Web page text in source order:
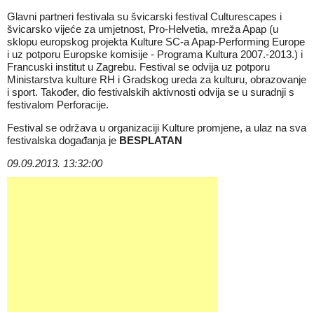
Glavni partneri festivala su švicarski festival Culturescapes i
švicarsko vijeće za umjetnost, Pro-Helvetia, mreža Apap (u
sklopu europskog projekta Kulture SC-a Apap-Performing Europe
i uz potporu Europske komisije - Programa Kultura 2007.-2013.) i
Francuski institut u Zagrebu. Festival se odvija uz potporu
Ministarstva kulture RH i Gradskog ureda za kulturu, obrazovanje
i sport. Također, dio festivalskih aktivnosti odvija se u suradnji s
festivalom Perforacije.
Festival se održava u organizaciji Kulture promjene, a ulaz na sva
festivalska događanja je BESPLATAN
09.09.2013. 13:32:00